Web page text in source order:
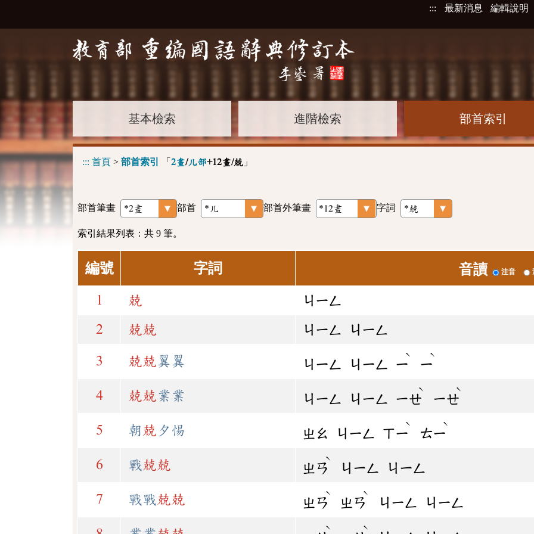
::: 最新消息 編輯說明
基本檢索 進階檢索 部首索引
::: 首頁 > 部首索引 「 2畫/儿部+12畫/兢 」
部首筆畫 部首 部首外筆畫 字詞
索引結果列表：共 9 筆。
編號 字詞 音讀 注音
1 兢 ㄐㄧㄥ
2 兢 兢 ㄐㄧㄥ ㄐㄧㄥ
3 兢 兢翼翼 ㄐㄧㄥ ㄐㄧㄥ ㄧ
ˋ
ㄧ
ˋ
4 兢 兢 業業 ㄐㄧㄥ ㄐㄧㄥ ㄧㄝ
ˋ
ㄧㄝ
ˋ
5 朝 兢 夕惕 ㄓㄠ ㄐㄧㄥ ㄒㄧ
ˋ
ㄊㄧ
ˋ
6 戰 兢 兢 ㄓㄢ
ˋ
ㄐㄧㄥ ㄐㄧㄥ
7 戰戰 兢 兢 ㄓㄢ
ˋ
ㄓㄢ
ˋ
ㄐㄧㄥ ㄐㄧㄥ
ˋ ˋ